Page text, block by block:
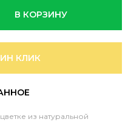
В КОРЗИНУ
КЛИК
из натуральной